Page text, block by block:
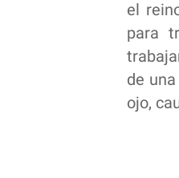
el
para
de
ojo,